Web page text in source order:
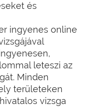
és
ingyenes online
leteszi az
Minden
területeken
vizsga